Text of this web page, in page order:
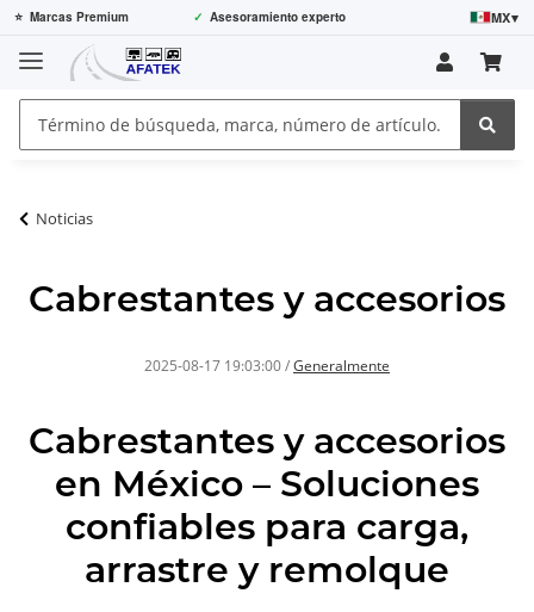
⭐ Marcas Premium ✓ Asesoramiento experto MX▾
Noticias
Cabrestantes y accesorios
2025-08-17 19:03:00/Generalmente
Cabrestantes y accesorios
en México – Soluciones
confiables para carga,
arrastre y remolque